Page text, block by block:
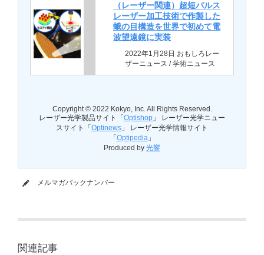
（レーザー関連）超短パルス
レーザー加工技術で作製した
蛾の目構造を世界で初めて電
波望遠鏡に実装
2022年1月28日 おもしろレー
ザーニュース / 学術ニュース
Copyright © 2022 Kokyo, Inc. All Rights Reserved.
レーザー光学製品サイト「 Optishop 」 レーザー光学ニュー
スサイト「 Optinews 」 レーザー光学情報サイト
「 Optipedia」
Produced by 光響
メルマガバックナンバー
関連記事